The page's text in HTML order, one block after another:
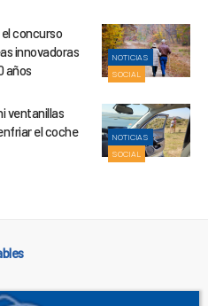
NOTICIAS
SOCIAL
concurso
innovadoras
años
NOTICIAS
SOCIAL
ventanillas
el coche